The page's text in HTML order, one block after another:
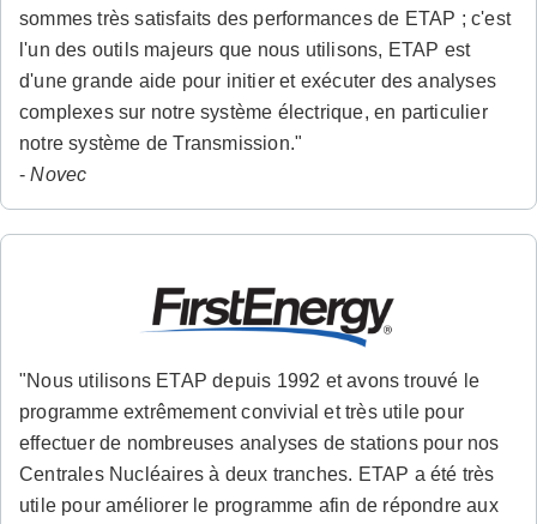
sommes très satisfaits des performances de ETAP ; c'est
l'un des outils majeurs que nous utilisons, ETAP est
d'une grande aide pour initier et exécuter des analyses
complexes sur notre système électrique, en particulier
notre système de Transmission."
-Novec
"Nous utilisons ETAP depuis 1992 et avons trouvé le
programme extrêmement convivial et très utile pour
effectuer de nombreuses analyses de stations pour nos
Centrales Nucléaires à deux tranches. ETAP a été très
utile pour améliorer le programme afin de répondre aux